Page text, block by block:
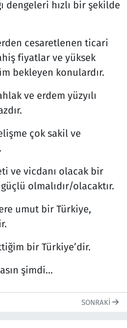
dengeleri hızlı bir şekilde
cesaretlenen ticari
fiyatlar ve yüksek
bekleyen konulardır.
ve erdem yüzyılı
çok sakil ve
ve vicdanı olacak bir
olmalıdır/olacaktır.
umut bir Türkiye,
bir Türkiye’dir.
şimdi…
SONRAKI